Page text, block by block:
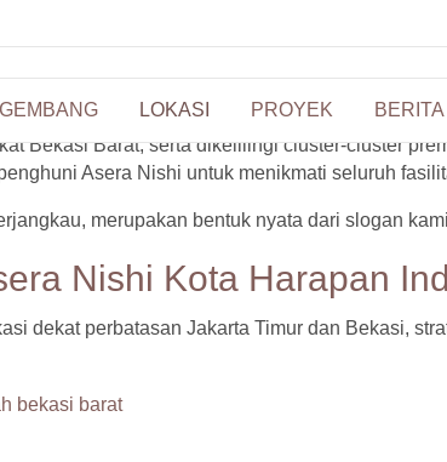
LOKASI PROYEK
Indah Bekasi
Bekasi Barat, serta dikelilingi cluster-cluster
Asera Nishi untuk menikmati seluruh
merupakan bentuk nyata dari slogan
Nishi Kota Harapan
dekat perbatasan Jakarta Timur dan Bekasi,